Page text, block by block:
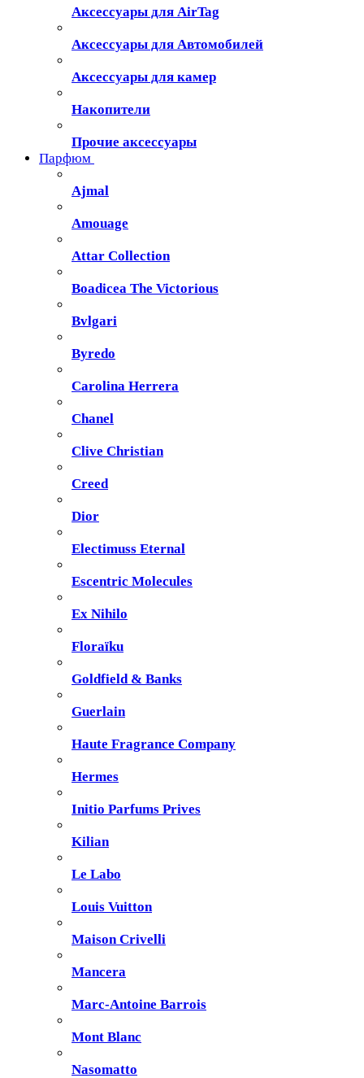
Аксессуары для AirTag
Аксессуары для Автомобилей
Аксессуары для камер
Накопители
Прочие аксессуары
Парфюм
Ajmal
Amouage
Attar Collection
Boadicea The Victorious
Bvlgari
Byredo
Carolina Herrera
Chanel
Clive Christian
Creed
Dior
Electimuss Eternal
Escentric Molecules
Ex Nihilo
Floraïku
Goldfield & Banks
Guerlain
Haute Fragrance Company
Hermes
Initio Parfums Prives
Kilian
Le Labo
Louis Vuitton
Maison Crivelli
Mancera
Marc-Antoine Barrois
Mont Blanc
Nasomatto